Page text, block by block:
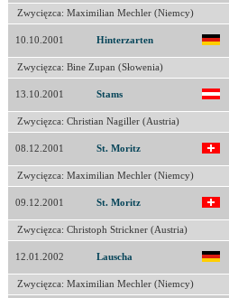
Zwycięzca: Maximilian Mechler (Niemcy)
10.10.2001 Hinterzarten
Zwycięzca: Bine Zupan (Słowenia)
13.10.2001 Stams
Zwycięzca: Christian Nagiller (Austria)
08.12.2001 St. Moritz
Zwycięzca: Maximilian Mechler (Niemcy)
09.12.2001 St. Moritz
Zwycięzca: Christoph Strickner (Austria)
12.01.2002 Lauscha
Zwycięzca: Maximilian Mechler (Niemcy)